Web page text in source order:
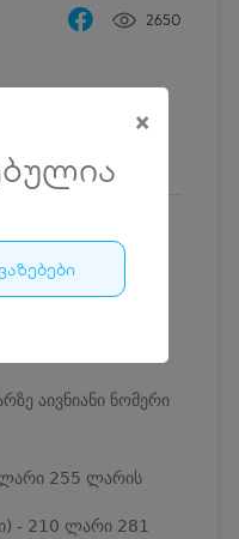
×
2650
სიიდან და
/ Miramare
აივნიანი ნომერი
ლარი 255 ლარის
- 210 ლარი 281